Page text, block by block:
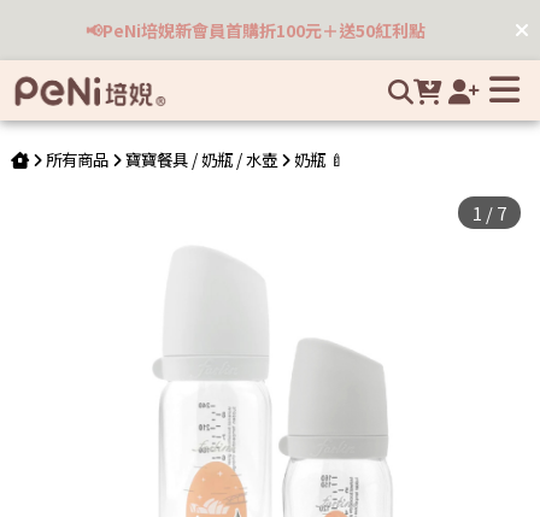
📢PeNi培婗新會員首購折100元＋送50紅利點
所有商品 寶寶餐具 / 奶瓶 / 水壺 奶瓶 🍼
1 /7